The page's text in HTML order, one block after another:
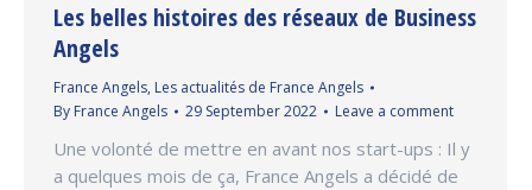
Les belles histoires des réseaux de Business
Angels
France Angels, Les actualités de France Angels
By France Angels 29 September 2022 Leave a comment
Une volonté de mettre en avant nos start-ups : Il y
a quelques mois de ça, France Angels a décidé de